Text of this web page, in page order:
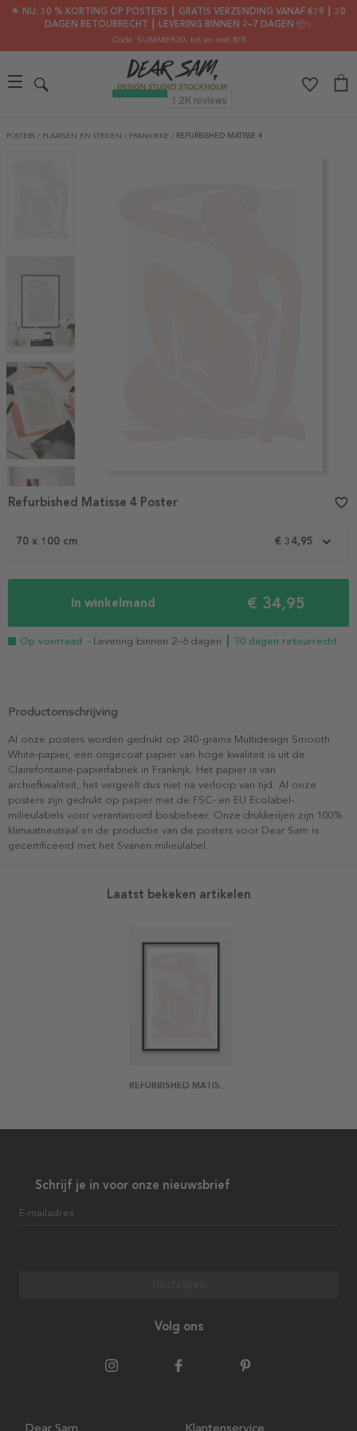
🌟 NU: 30 % KORTING OP POSTERS ┃ GRATIS VERZENDING VANAF €39 ┃ 30
DAGEN RETOURRECHT ┃ LEVERING BINNEN 2–7 DAGEN 📦✨
Code: SUMMER30, tot en met 8/8
POSTERS / PLAATSEN EN STEDEN / FRANKRIKE / REFURBISHED MATISSE 4
1
70 x 100 cm € 34,95
In winkelmand € 34,95
Op voorraad - Levering binnen 2–6 dagen ┃ 30 dagen retourrecht
Refurbished Matisse 4 Poster favorite_border
Productomschrijving
Al onze posters worden gedrukt op 240-grams Multidesign Smooth
White-papier, een ongecoat papier van hoge kwaliteit is uit de
Clairefontaine-papierfabriek in Frankrijk. Het papier is van
archiefkwaliteit, het vergeelt dus niet na verloop van tijd. Al onze
posters zijn gedrukt op papier met de FSC- en EU Ecolabel-
milieulabels voor verantwoord bosbeheer. Onze drukkerijen zijn 100%
klimaatneutraal en de productie van de posters voor Dear Sam is
gecertificeerd met het Svanen milieulabel.
Laatst bekeken artikelen
REFURBISHED MATISSE 4 POSTER
Schrijf je in voor onze nieuwsbrief
E-mailadres
Volg ons
Dear Sam Klantenservice